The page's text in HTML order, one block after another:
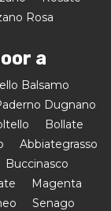
Rosa
a
Balsamo
Dugnano
Bollate
Abbiategrasso
Buccinasco
Magenta
Senago